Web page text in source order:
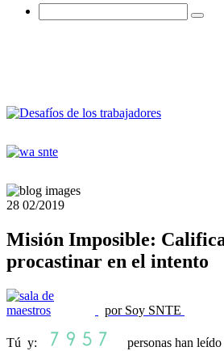
28 02/2019
Misión Imposible:
procastinar en el intento
por Soy SNTE
Tú y: personas han leído